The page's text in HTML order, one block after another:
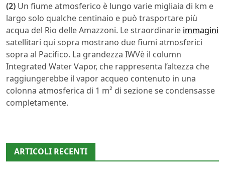
(2) Un fiume atmosferico è lungo varie migliaia di km e
largo solo qualche centinaio e può trasportare più
acqua del Rio delle Amazzoni. Le straordinarie immagini
satellitari qui sopra mostrano due fiumi atmosferici
sopra al Pacifico. La grandezza IWVè il column
Integrated Water Vapor, che rappresenta l’altezza che
raggiungerebbe il vapor acqueo contenuto in una
colonna atmosferica di 1 m² di sezione se condensasse
completamente.
ARTICOLI RECENTI